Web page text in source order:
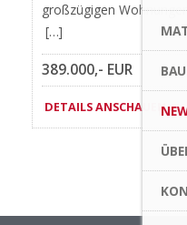
großzügigen
[…]
389.000,- EUR
DETAILS ANSCHAUEN »